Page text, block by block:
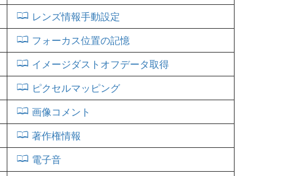
レンズ情報手動設定
フォーカス位置の記憶
イメージダストオフデータ取得
ピクセルマッピング
画像コメント
著作権情報
電子音